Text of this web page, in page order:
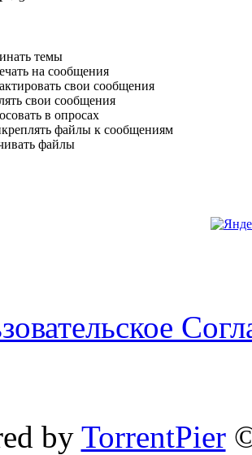
темы
на сообщения
свои сообщения
свои сообщения
в опросах
файлы к сообщениям
файлы
by TorrentPier